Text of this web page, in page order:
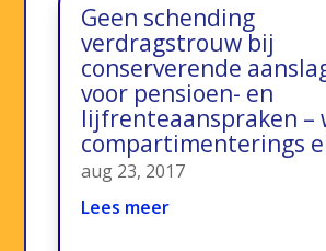
Geen schending
verdragstrouw bij
conserverende
voor pensioen- en
lijfrenteaanspraken –
compartimenterings
aug 23, 2017
Lees meer